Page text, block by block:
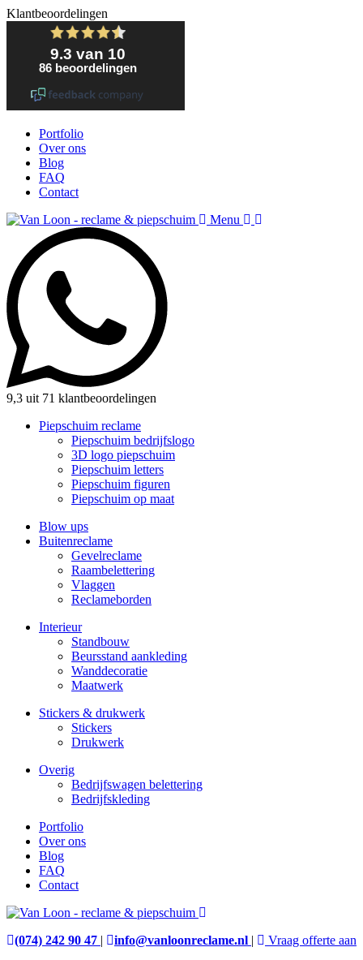
Klantbeoordelingen
Portfolio
Over ons
Blog
FAQ
Contact
Menu
9,3 uit 71 klantbeoordelingen
Piepschuim reclame
Piepschuim bedrijfslogo
3D logo piepschuim
Piepschuim letters
Piepschuim figuren
Piepschuim op maat
Blow ups
Buitenreclame
Gevelreclame
Raambelettering
Vlaggen
Reclameborden
Interieur
Standbouw
Beursstand aankleding
Wanddecoratie
Maatwerk
Stickers & drukwerk
Stickers
Drukwerk
Overig
Bedrijfswagen belettering
Bedrijfskleding
Portfolio
Over ons
Blog
FAQ
Contact
(074) 242 90 47 info@vanloonreclame.nl
Vraag offerte aan